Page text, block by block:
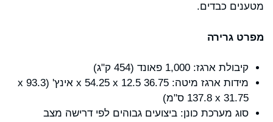
מטענים כבדים.
מפרט גרירה
קיבולת ארגז: 1,000 פאונד (454 ק"ג)
מידות ארגז מיטה: 36.75 x 54.25 x 12.5 אינץ' (93.3 x
137.8 x 31.75 ס"מ)
סוג מערכת כונן: ביצועים גבוהים לפי דרישה מצב